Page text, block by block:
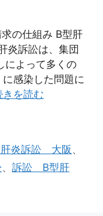
の仕組み B型肝
訴訟は、集団
によって多くの
感染した問題に
きを読む
肝炎訴訟 大阪 、
、 訴訟 B型肝